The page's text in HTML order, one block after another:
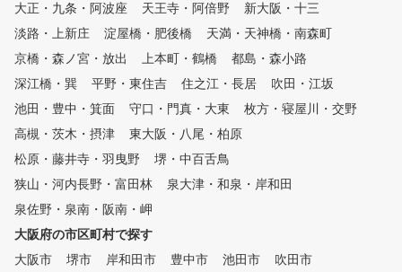
大正・九条・阿波座
天王寺・阿倍野
新大阪・十三
淡路・上新庄
淀屋橋・肥後橋
天満・天神橋・南森町
京橋・森ノ宮・放出
上本町・鶴橋
都島・森小路
深江橋・巽
平野・東住吉 住之江・長居
吹田・江坂
池田・豊中・箕面
守口・門真・大東
枚方・寝屋川・交野
高槻・茨木・摂津
東大阪・八尾・柏原
松原・藤井寺・羽曳野
堺・中百舌鳥
狭山・河内長野・富田林
泉大津・和泉・岸和田
泉佐野・泉南・阪南・岬
大阪府の市区町村で探す
大阪市
堺市 岸和田市 豊中市 池田市
吹田市